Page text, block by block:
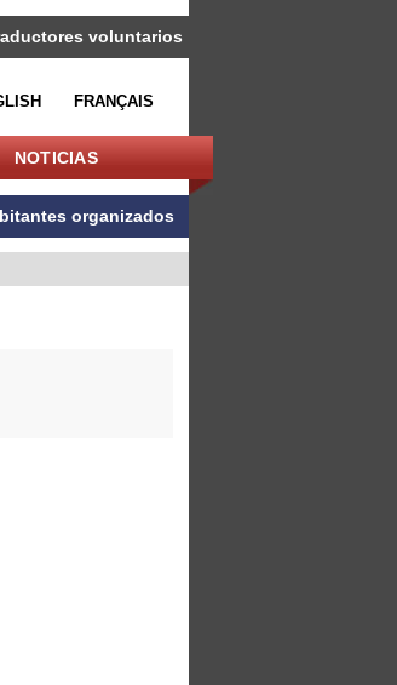
voluntarios
FRANÇAIS
NOTICIAS
organizados